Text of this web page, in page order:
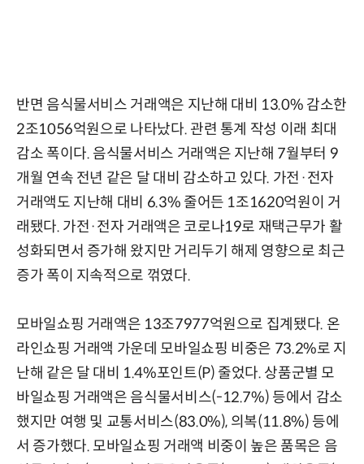
반면 음식물서비스 거래액은 지난해 대비 13.0% 감소한
2조1056억원으로 나타났다. 관련 통계 작성 이래 최대
감소 폭이다. 음식물서비스 거래액은 지난해 7월부터 9
개월 연속 전년 같은 달 대비 감소하고 있다. 가전·전자
거래액도 지난해 대비 6.3% 줄어든 1조1620억원이 거
래됐다. 가전·전자 거래액은 코로나19로 재택근무가 활
성화되면서 증가해 왔지만 거리두기 해제 영향으로 최근
증가 폭이 지속적으로 꺾였다.
모바일쇼핑 거래액은 13조7977억원으로 집계됐다. 온
라인쇼핑 거래액 가운데 모바일쇼핑 비중은 73.2%로 지
난해 같은 달 대비 1.4%포인트(P) 줄었다. 상품군별 모
바일쇼핑 거래액은 음식물서비스(-12.7%) 등에서 감소
했지만 여행 및 교통서비스(83.0%), 의복(11.8%) 등에
서 증가했다. 모바일쇼핑 거래액 비중이 높은 품목은 음